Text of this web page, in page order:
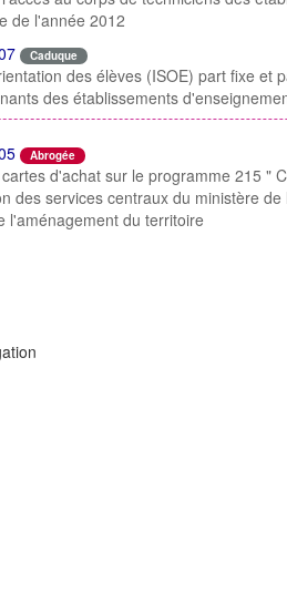
de l'année 2012
Caduque
des élèves (ISOE) part fixe et
des établissements
Abrogée
d'achat sur le programme 215 "
des services centraux du ministère
l'aménagement du territoire